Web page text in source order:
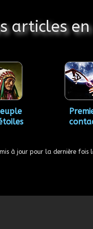
articles
à jour pour la dernière fois